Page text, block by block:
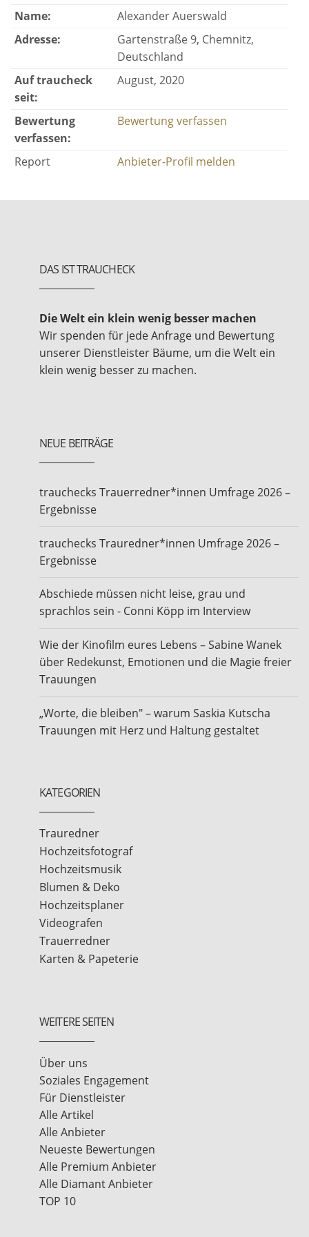
Name:
Alexander Auerswald
Adresse:
Gartenstraße 9, Chemnitz,
Deutschland
Auf traucheck
seit:
August, 2020
Bewertung
verfassen:
Bewertung verfassen
Report Anbieter-Profil melden
DAS IST TRAUCHECK
Die Welt ein klein wenig besser machen
Wir spenden für jede Anfrage und Bewertung
unserer Dienstleister Bäume, um die Welt ein
klein wenig besser zu machen.
NEUE BEITRÄGE
trauchecks Trauerredner*innen Umfrage 2026 –
Ergebnisse
trauchecks Trauredner*innen Umfrage 2026 –
Ergebnisse
Abschiede müssen nicht leise, grau und
sprachlos sein - Conni Köpp im Interview
Wie der Kinofilm eures Lebens – Sabine Wanek
über Redekunst, Emotionen und die Magie freier
Trauungen
„Worte, die bleiben" – warum Saskia Kutscha
Trauungen mit Herz und Haltung gestaltet
KATEGORIEN
Trauredner
Hochzeitsfotograf
Hochzeitsmusik
Blumen & Deko
Hochzeitsplaner
Videografen
Trauerredner
Karten & Papeterie
WEITERE SEITEN
Über uns
Soziales Engagement
Für Dienstleister
Alle Artikel
Alle Anbieter
Neueste Bewertungen
Alle Premium Anbieter
Alle Diamant Anbieter
TOP 10